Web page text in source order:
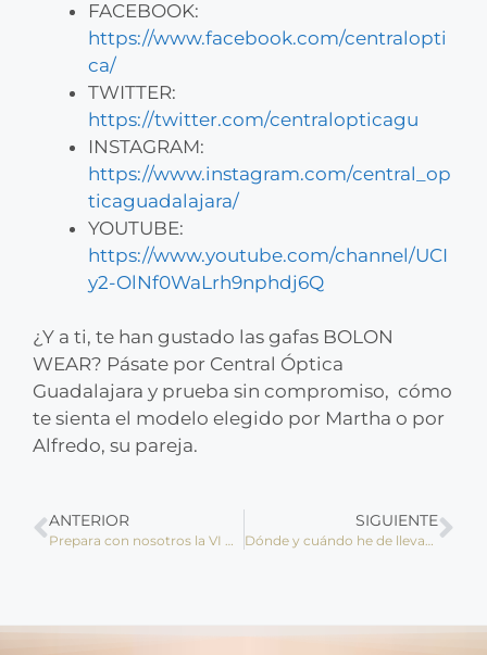
FACEBOOK:
https://www.facebook.com/centralopti
ca/
TWITTER:
https://twitter.com/centralopticagu
INSTAGRAM:
https://www.instagram.com/central_op
ticaguadalajara/
YOUTUBE:
https://www.youtube.com/channel/UCI
y2-OlNf0WaLrh9nphdj6Q
¿Y a ti, te han gustado las gafas BOLON
WEAR? Pásate por Central Óptica
Guadalajara y prueba sin compromiso, cómo
te sienta el modelo elegido por Martha o por
Alfredo, su pareja.
ANTERIOR SIGUIENTE